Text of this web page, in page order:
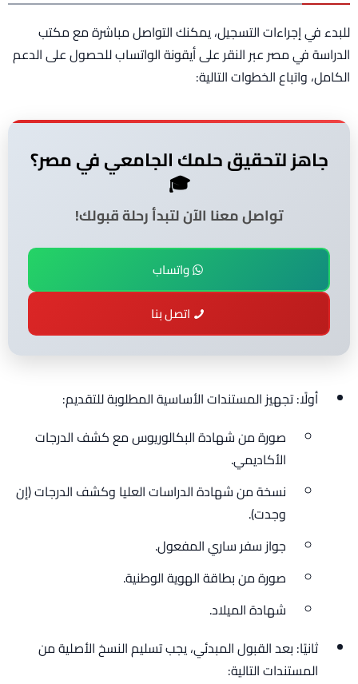
للبدء في إجراءات التسجيل، يمكنك التواصل مباشرة مع مكتب
الدراسة في مصر عبر النقر على أيقونة الواتساب للحصول على الدعم
الكامل، واتباع الخطوات التالية:
جاهز لتحقيق حلمك الجامعي في مصر؟
🎓
تواصل معنا الآن لتبدأ رحلة قبولك!
واتساب
اتصل بنا
أولًا: تجهيز المستندات الأساسية المطلوبة للتقديم:
صورة من شهادة البكالوريوس مع كشف الدرجات
الأكاديمي.
نسخة من شهادة الدراسات العليا وكشف الدرجات (إن
وجدت).
جواز سفر ساري المفعول.
صورة من بطاقة الهوية الوطنية.
شهادة الميلاد.
ثانيًا: بعد القبول المبدئي، يجب تسليم النسخ الأصلية من
المستندات التالية: